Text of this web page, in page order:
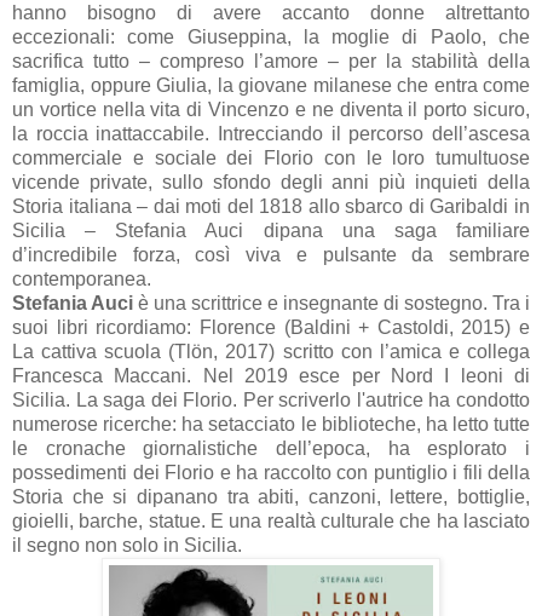
hanno bisogno di avere accanto donne altrettanto
eccezionali: come Giuseppina, la moglie di Paolo, che
sacrifica tutto – compreso l’amore – per la stabilità della
famiglia, oppure Giulia, la giovane milanese che entra come
un vortice nella vita di Vincenzo e ne diventa il porto sicuro,
la roccia inattaccabile.
Intrecciando il percorso dell’ascesa
commerciale e sociale dei Florio con le loro tumultuose
vicende private, sullo sfondo degli anni più inquieti della
Storia italiana – dai moti del 1818 allo sbarco di Garibaldi in
Sicilia – Stefania Auci dipana una saga familiare
d’incredibile forza, così viva e pulsante da sembrare
contemporanea.
Stefania Auci è una scrittrice e insegnante di sostegno. Tra i
suoi libri ricordiamo: Florence (Baldini + Castoldi, 2015) e
La cattiva scuola (Tlön, 2017) scritto con l’amica e collega
Francesca Maccani.
Nel 2019 esce per Nord I leoni di
Sicilia. La saga dei Florio. Per scriverlo l'autrice ha condotto
numerose ricerche: ha setacciato le biblioteche, ha letto tutte
le cronache giornalistiche dell’epoca, ha esplorato i
possedimenti dei Florio e ha raccolto con puntiglio i fili della
Storia che si dipanano tra abiti, canzoni, lettere, bottiglie,
gioielli, barche, statue. E una realtà culturale che ha lasciato
il segno non solo in Sicilia.